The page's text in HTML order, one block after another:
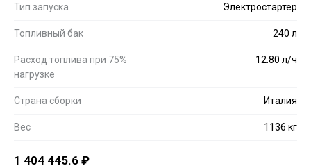
Тип запуска Электростартер
Топливный бак 240 л
Расход топлива при 75%
нагрузке
12.80 л/ч
Страна сборки Италия
Вес 1136 кг
1 404 445.6 ₽